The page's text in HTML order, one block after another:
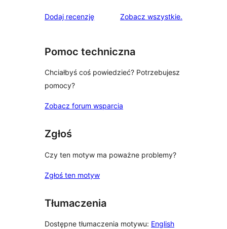
gwiazdkowych
Dodaj recenzję Zobacz wszystkierecenzje
.
Pomoc techniczna
Chciałbyś coś powiedzieć? Potrzebujesz
pomocy?
Zobacz forum wsparcia
Zgłoś
Czy ten motyw ma poważne problemy?
Zgłoś ten motyw
Tłumaczenia
Dostępne tłumaczenia motywu: English